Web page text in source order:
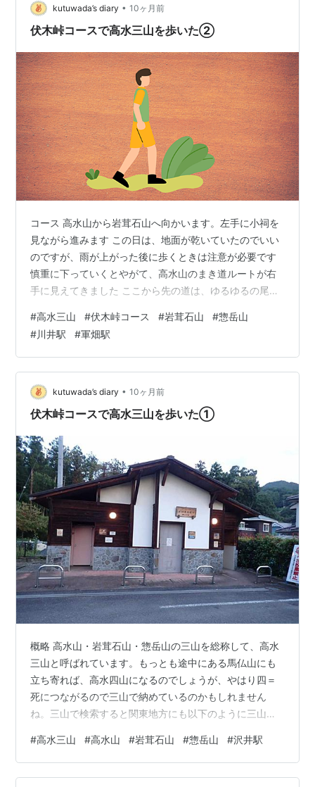
kutuwada’s diary • 10ヶ月前
伏木峠コースで高水三山を歩いた②
コース 高水山から岩茸石山へ向かいます。左手に小祠を
見ながら進みます この日は、地面が乾いていたのでいい
のですが、雨が上がった後に歩くときは注意が必要です
慎重に下っていくとやがて、高水山のまき道ルートが右
手に見えてきました ここから先の道は、ゆるゆるの尾根
石山下の山頂を巻いていく道と露岩と木の根の張り出し
た急坂に二分されます。もちろん、岩茸石山へと続く急
坂にアタック。人気のコースのせいか踏み跡が複数あ
り、自分としては山の弱そうな道を探しながら登りま
す。 山頂直下から約6分ほど登っていくと道は落ち着き
岩茸石山に到着しました。 これが山頂標…
#高水三山 #伏木峠コース #岩茸石山 #惣岳山
#川井駅 #軍畑駅
kutuwada’s diary • 10ヶ月前
伏木峠コースで高水三山を歩いた①
概略 高水山・岩茸石山・惣岳山の三山を総称して、高水
三山と呼ばれています。もっとも途中にある馬仏山にも
立ち寄れば、高水四山になるのでしょうが、やはり四＝
死につながるので三山で納めているのかもしれません
ね。三山で検索すると関東地方にも以下のように三山と
山、妙義山 日光三山：男体山、女峰山、太郎山比企三
山：堂平山、笠山、大霧山奥多摩三山：大岳山、御前
山、三頭山戸倉三山：臼杵山、市道山、刈寄山高水三
#高水三山 #高水山 #岩茸石山 #惣岳山 #沢井駅